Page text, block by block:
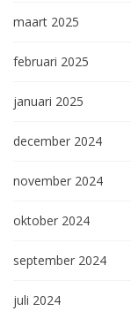
maart 2025
februari 2025
januari 2025
december 2024
november 2024
oktober 2024
september 2024
juli 2024